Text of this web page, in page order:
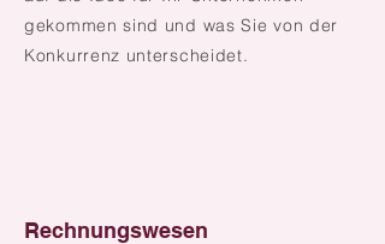
gekommen sind und was Sie von der
Konkurrenz unterscheidet.
Rechnungswesen